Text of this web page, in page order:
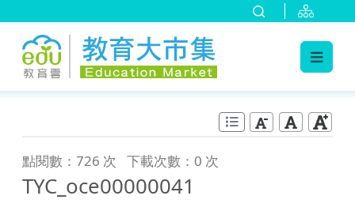
點閱數：726 次 下載次數：0 次
TYC_oce00000041